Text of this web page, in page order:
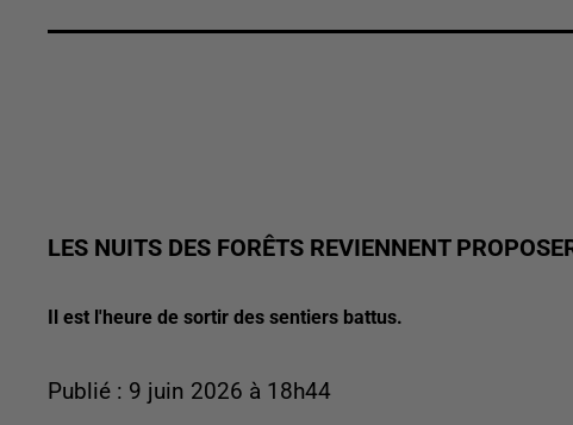
LES NUITS DES FORÊTS REVIENNENT
Il est l'heure de sortir des sentiers battus.
Publié : 9 juin 2026 à 18h44